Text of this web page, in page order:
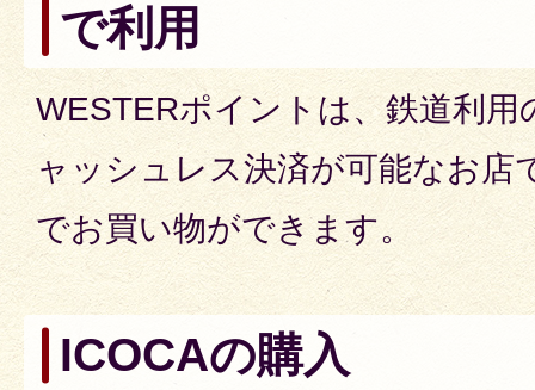
で利用
WESTERポイントは、鉄道利用
ャッシュレス決済が可能なお店
でお買い物ができます。
ICOCAの購入